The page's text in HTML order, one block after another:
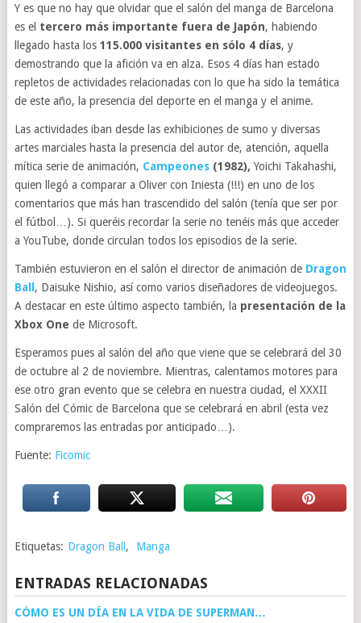
Y es que no hay que olvidar que el salón del manga de Barcelona
es el tercero más importante fuera de Japón, habiendo
llegado hasta los 115.000 visitantes en sólo 4 días, y
demostrando que la afición va en alza. Esos 4 días han estado
repletos de actividades relacionadas con lo que ha sido la temática
de este año, la presencia del deporte en el manga y el anime.
Las actividades iban desde las exhibiciones de sumo y diversas
artes marciales hasta la presencia del autor de, atención, aquella
mítica serie de animación, Campeones(1982), Yoichi Takahashi,
quien llegó a comparar a Oliver con Iniesta (!!!) en uno de los
comentarios que más han trascendido del salón (tenía que ser por
el fútbol…). Si queréis recordar la serie no tenéis más que acceder
a YouTube, donde circulan todos los episodios de la serie.
También estuvieron en el salón el director de animación de Dragon
Ball , Daisuke Nishio, así como varios diseñadores de videojuegos.
A destacar en este último aspecto también, la presentación de la
Xbox One de Microsoft.
Esperamos pues al salón del año que viene que se celebrará del 30
de octubre al 2 de noviembre. Mientras, calentamos motores para
ese otro gran evento que se celebra en nuestra ciudad, el XXXII
Salón del Cómic de Barcelona que se celebrará en abril (esta vez
compraremos las entradas por anticipado…).
Fuente: Ficomic
Etiquetas: Dragon Ball , Manga
ENTRADAS RELACIONADAS
CÓMO ES UN DÍA EN LA VIDA DE SUPERMAN…